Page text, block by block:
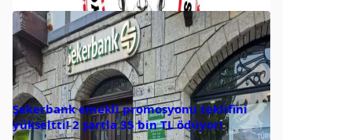
Şekerbank emekli promosyonu teklifini
yükseltti! 2 şartla 35 bin TL ödüyor!